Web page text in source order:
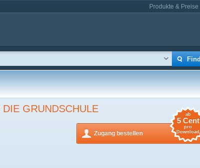
Produkte & Preise
GRUNDSCHULE
Zugang bestellen
ab
5 Cent
pro
Download